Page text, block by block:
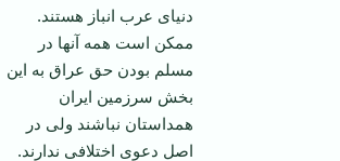
دنيای عرب انباز هستند.
ممکن است همه آنها در
مسلم بودن حق عراق به اين
بخش سرزمين ايران
همداستان نباشند ولی در
اصل دعوی اختلافی ندارند.